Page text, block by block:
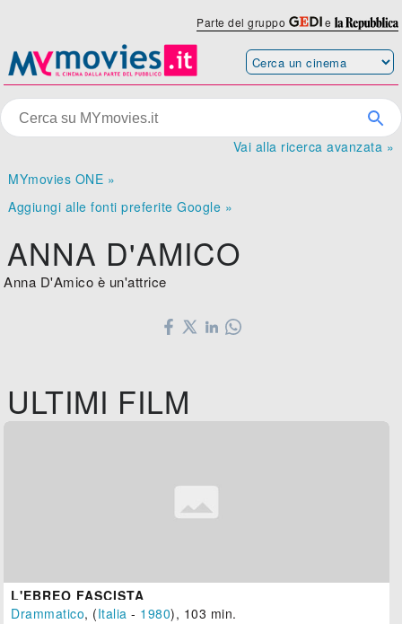
Parte del gruppo e
Vai alla ricerca avanzata »
MYmovies ONE »
Aggiungi alle fonti preferite Google »
ANNA D'AMICO
Anna D'Amico è un'attrice
ULTIMI FILM
L'EBREO FASCISTA
Drammatico, (Italia - 1980), 103 min.